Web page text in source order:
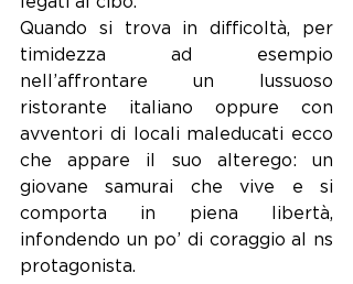
Quando si trova in difficoltà, per
timidezza ad esempio
nell’affrontare un lussuoso
ristorante italiano oppure con
avventori di locali maleducati ecco
che appare il suo alterego: un
giovane samurai che vive e si
comporta in piena libertà,
infondendo un po’ di coraggio al ns
protagonista.